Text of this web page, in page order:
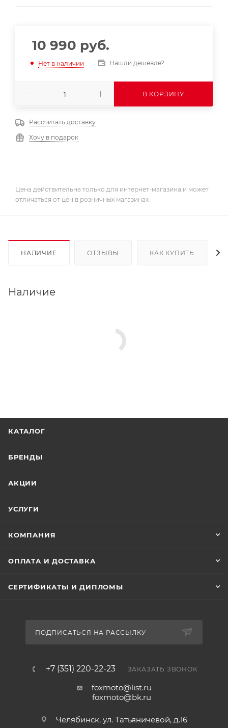
10 990 руб.
Нет в наличии Нашли дешевле?
В КОРЗИНУ
Рассчитать доставку
Хочу в подарок
Цена действительна только для интернет-магазина и может
отличаться от цен в розничных магазинах
НАЛИЧИЕ ОТЗЫВЫ КАК КУПИТЬ
Наличие
КАТАЛОГ
БРЕНДЫ
АКЦИИ
УСЛУГИ
КОМПАНИЯ
ОПЛАТА И ДОСТАВКА
СЕРТИФИКАТЫ И ДИПЛОМЫ
ПОДПИСАТЬСЯ НА РАССЫЛКУ
+7 (351) 220-22-23 ЗАКАЗАТЬ ЗВОНОК
foxmoto@list.ru
foxmoto@bk.ru
Челябинск, ул. Татьяничевой, д.16